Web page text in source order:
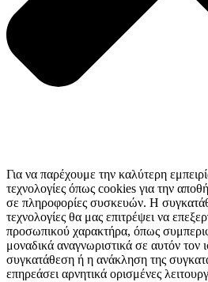
Για να παρέχουμε την καλύτερη
τεχνολογίες όπως cookies για την
σε πληροφορίες συσκευών. Η
τεχνολογίες θα μας επιτρέψει να
προσωπικού χαρακτήρα, όπως
μοναδικά αναγνωριστικά σε αυτόν τον
συγκατάθεση ή η ανάκληση της
επηρεάσει αρνητικά ορισμένες